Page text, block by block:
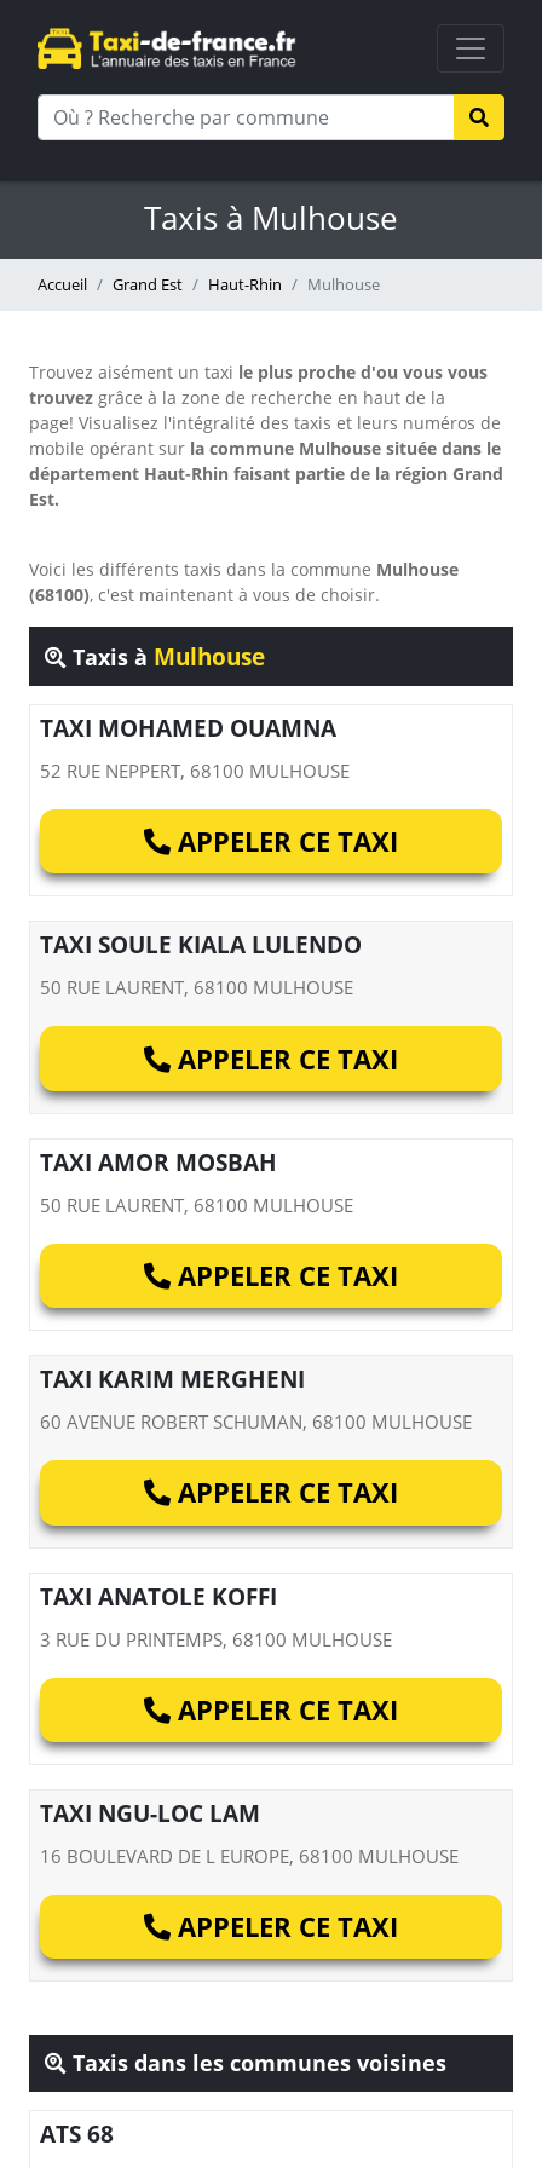
Taxis à Mulhouse
Accueil Grand Est Haut-Rhin Mulhouse
Trouvez aisément un taxi le plus proche d'ou vous vous
trouvez grâce à la zone de recherche en haut de la
page! Visualisez l'intégralité des taxis et leurs numéros de
mobile opérant sur la commune Mulhouse située dans le
département Haut-Rhin faisant partie de la région Grand
Est.
Voici les différents taxis dans la commune Mulhouse
(68100), c'est maintenant à vous de choisir.
Taxis à Mulhouse
TAXI MOHAMED OUAMNA
52 RUE NEPPERT, 68100 MULHOUSE
APPELER CE TAXI
TAXI SOULE KIALA LULENDO
50 RUE LAURENT, 68100 MULHOUSE
APPELER CE TAXI
TAXI AMOR MOSBAH
50 RUE LAURENT, 68100 MULHOUSE
APPELER CE TAXI
TAXI KARIM MERGHENI
60 AVENUE ROBERT SCHUMAN, 68100 MULHOUSE
APPELER CE TAXI
TAXI ANATOLE KOFFI
3 RUE DU PRINTEMPS, 68100 MULHOUSE
APPELER CE TAXI
TAXI NGU-LOC LAM
16 BOULEVARD DE L EUROPE, 68100 MULHOUSE
APPELER CE TAXI
Taxis dans les communes voisines
ATS 68